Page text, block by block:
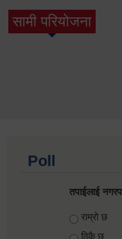
सामी परियोजना
(active tab)
Poll
तपाईलाई
Choices
राम्रो छ
ठिकै छ